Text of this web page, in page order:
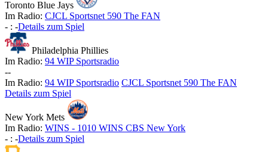
Toronto Blue Jays
Im Radio: CJCL Sportsnet 590 The FAN
- : -Details zum Spiel
Philadelphia Phillies
Im Radio: 94 WIP Sportsradio
--
Im Radio: 94 WIP Sportsradio CJCL Sportsnet 590 The FAN
Details zum Spiel
New York Mets
Im Radio: WINS - 1010 WINS CBS New York
- : -Details zum Spiel